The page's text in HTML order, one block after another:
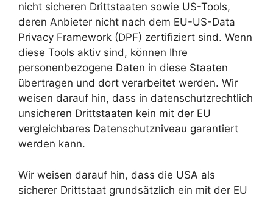
nicht sicheren Drittstaaten sowie US-Tools,
deren Anbieter nicht nach dem EU-US-Data
Privacy Framework (DPF) zertifiziert sind. Wenn
diese Tools aktiv sind, können Ihre
personenbezogene Daten in diese Staaten
übertragen und dort verarbeitet werden. Wir
weisen darauf hin, dass in datenschutzrechtlich
unsicheren Drittstaaten kein mit der EU
vergleichbares Datenschutzniveau garantiert
werden kann.
Wir weisen darauf hin, dass die USA als
sicherer Drittstaat grundsätzlich ein mit der EU